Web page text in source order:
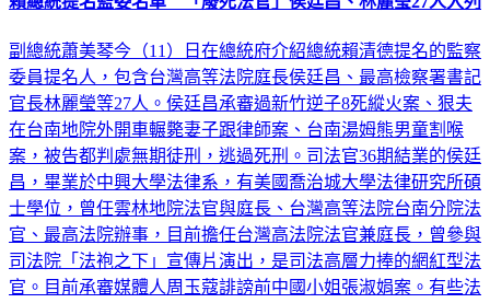
副總統蕭美琴今（11）日在總統府介紹總統賴清德提名的監察
委員提名人，包含台灣高等法院庭長侯廷昌、最高檢察署書記
官長林麗瑩等27人。侯廷昌承審過新竹逆子8死縱火案、狠夫
在台南地院外開車輾斃妻子跟律師案、台南湯姆熊男童割喉
案，被告都判處無期徒刑，逃過死刑。司法官36期結業的侯廷
昌，畢業於中興大學法律系，有美國喬治城大學法律研究所碩
士學位，曾任雲林地院法官與庭長、台灣高等法院台南分院法
官、最高法院辦事，目前擔任台灣高法院法官兼庭長，曾參與
司法院「法袍之下」宣傳片演出，是司法高層力捧的網紅型法